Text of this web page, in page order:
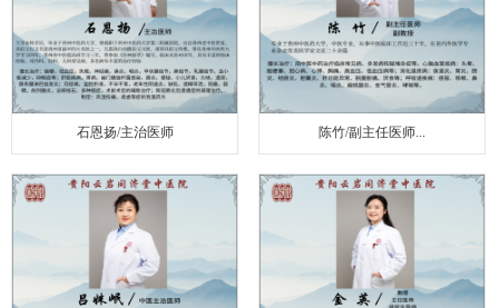
石恩扬/主治医师 陈竹/副主任医师...